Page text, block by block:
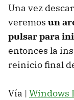
Una vez
veremos un
pulsar para
entonces la
reinicio final
Vía | Windows